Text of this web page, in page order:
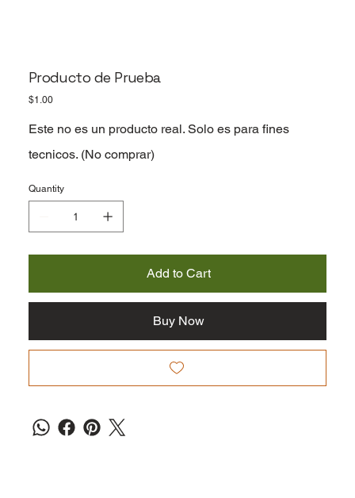
Producto de Prueba
Price
$1.00
Este no es un producto real. Solo es para fines
tecnicos. (No comprar)
Quantity
Add to Cart
Buy Now